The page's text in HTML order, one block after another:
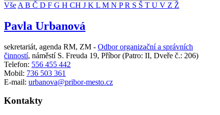
Vše A B Č D F G H CH J K L M N PR S Š T U V Z Ž
Pavla Urbanová
sekretariát, agenda RM, ZM - Odbor organizační a správních
činností, náměstí S. Freuda 19, Příbor(Patro: II, Dveře č.: 206)
Telefon: 556 455 442
Mobil: 736 503 361
E-mail: urbanova@pribor-mesto.cz
Kontakty